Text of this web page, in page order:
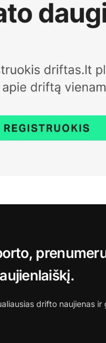
drifto naujienas ir